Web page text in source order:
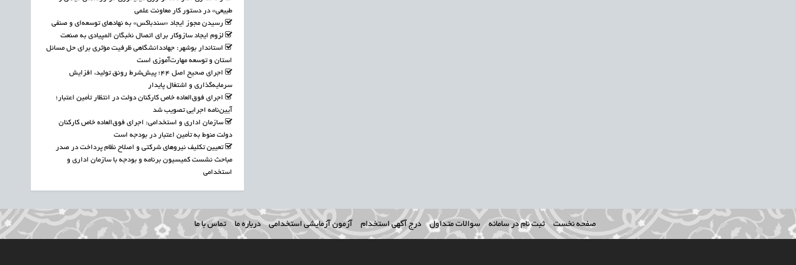
طبیعی» در دستور کار معاونت علمی
رسیدن مجوز ایجاد «سندباکس» به نهادهای توسعه‌ای و صنفی
لزوم ایجاد سازوکار برای اتصال نخبگان المپیادی به صنعت
استاندار بوشهر: جهاددانشگاهی ظرفیت مؤثری برای حل مسائل
استان و توسعه مهارت‌آموزی است
اجرای صحیح اصل ۴۴؛ پیش‌شرط رونق تولید، افزایش
سرمایه‌گذاری و اشتغال پایدار
اجرای فوق‌العاده خاص کارکنان دولت در انتظار تأمین اعتبار؛
آیین‌نامه اجرایی تصویب شد
سازمان اداری و استخدامی: اجرای فوق‌العاده خاص کارکنان
دولت منوط به تأمین اعتبار در بودجه است
تعیین تکلیف نیروهای شرکتی و اصلاح نظام پرداخت در صدر
مباحث نشست کمیسیون برنامه و بودجه با سازمان اداری و
استخدامی
صفحه نخست ثبت نام در سامانه سوالات متداول درج آگهی استخدام آزمون آزمایشی استخدامی درباره ما تماس با ما